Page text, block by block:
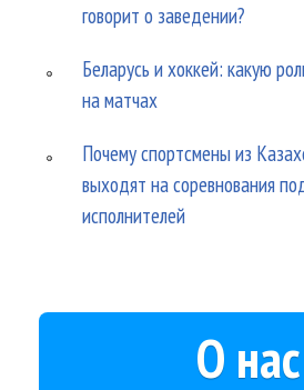
говорит о заведении?
Беларусь и хоккей: какую
на матчах
Почему спортсмены из
выходят на соревнования
исполнителей
О нас